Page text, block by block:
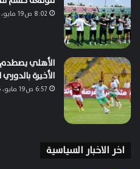
8:02 ص19 مايو، 2026
الأهلي
الأخيرة
6:57 ص19 مايو، 2026
اخر الاخبار السياسية